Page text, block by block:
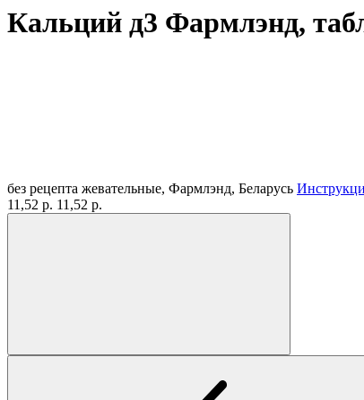
Кальций д3 Фармлэнд,
без рецепта жевательные, Фармлэнд, Беларусь
11,52 р. 11,52 р.